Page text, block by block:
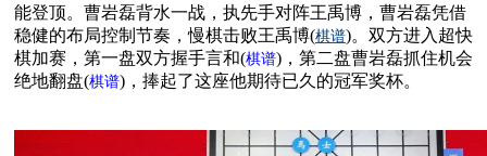
能登顶。曹岩磊背水一战，执先手对阵王禹博，曹岩磊凭借
稳健的布局控制节奏，慢棋击败王禹博(棋谱)。双方进入超快
棋加赛，第一盘双方握手言和(棋谱)，第二盘曹岩磊抓住机会
绝地翻盘(棋谱)，捧起了这座他期待已久的冠军奖杯。